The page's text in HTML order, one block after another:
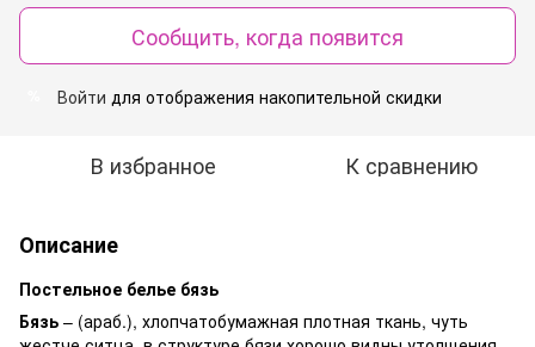
Сообщить, когда появится
Войти для отображения накопительной скидки
В избранное К сравнению
Описание
Постельное белье бязь
Бязь – (араб.), хлопчатобумажная плотная ткань, чуть